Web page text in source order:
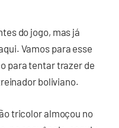
do jogo, mas já
Vamos para esse
para tentar trazer de
boliviano.
tricolor almoçou no